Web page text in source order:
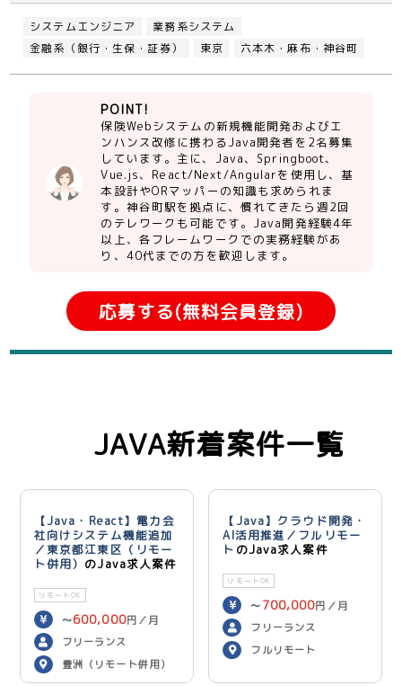
システムエンジニア
業務系システム
金融系（銀行・生保・証券）
東京 六本木・麻布・神谷町
POINT!
保険Webシステムの新規機能開発およびエ
ンハンス改修に携わるJava開発者を2名募集
しています。主に、Java、Springboot、
Vue.js、React/Next/Angularを使用し、基
本設計やORマッパーの知識も求められま
す。神谷町駅を拠点に、慣れてきたら週2回
のテレワークも可能です。Java開発経験4年
以上、各フレームワークでの実務経験があ
り、40代までの方を歓迎します。
応募する(無料会員登録)
JAVA新着案件一覧
【Java・React】電力会
社向けシステム機能追加
／東京都江東区（リモー
ト併用） のJava求人案件
リモートOK
〜600,000円／月
フリーランス
豊洲（リモート併用）
【Java】クラウド開発・
AI活用推進／フルリモー
ト のJava求人案件
リモートOK
〜 700,000円／月
フリーランス
フルリモート